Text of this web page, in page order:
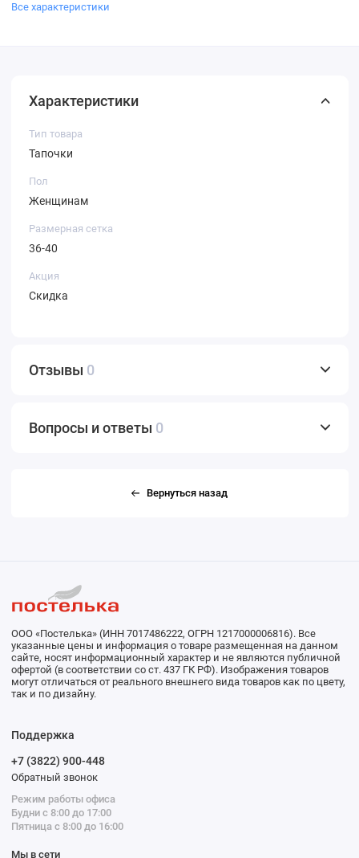
Все характеристики
Характеристики
Тип товара
Тапочки
Пол
Женщинам
Размерная сетка
36-40
Акция
Скидка
Отзывы 0
Вопросы и ответы 0
Вернуться назад
ООО «Постелька» (ИНН 7017486222, ОГРН 1217000006816). Все
указанные цены и информация о товаре размещенная на данном
сайте, носят информационный характер и не являются публичной
офертой (в соответствии со ст. 437 ГК РФ). Изображения товаров
могут отличаться от реального внешнего вида товаров как по цвету,
так и по дизайну.
Поддержка
+7 (3822) 900-448
Обратный звонок
Режим работы офиса
Будни с 8:00 до 17:00
Пятница с 8:00 до 16:00
Мы в сети